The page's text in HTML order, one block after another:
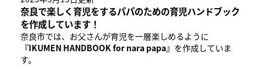
奈良で楽しく育児をするパパのための育児ハンドブック
を作成しています！
奈良市では、お父さんが育児を一層楽しめるように
『IKUMEN HANDBOOK for nara papa』 を作成していま
す。